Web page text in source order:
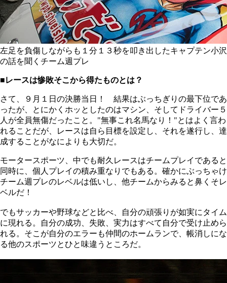
左足を負傷しながらも１分１３秒を叩き出したキャプテン小沢
の話を聞くチーム週プレ
■レースは惨敗そこから得たものとは？
さて、９月１日の決勝当日！ 結果はぶっちぎりの最下位であ
ったが、とにかくホッとしたのはマシン、そしてドライバー５
人が全員無傷だったこと。"無事これ名馬なり！"とはよく言わ
れることだが、レースは自ら目標を設定し、それを遂行し、達
成することがなによりも大切だ。
モータースポーツ、中でも耐久レースはチームプレイであると
同時に、個人プレイの積み重なりでもある。確かにぶっちゃけ
チーム週プレのレベルは低いし、他チームからみると鼻くそレ
ベルだ！
でもサッカーや野球などと比べ、自分の頑張りが如実にタイム
に現れる。自分の成功、失敗、実力はすべて自分で受け止めら
れる。そこが自分のエラーも仲間のホームランで、帳消しにな
る他のスポーツとひと味違うところだ。